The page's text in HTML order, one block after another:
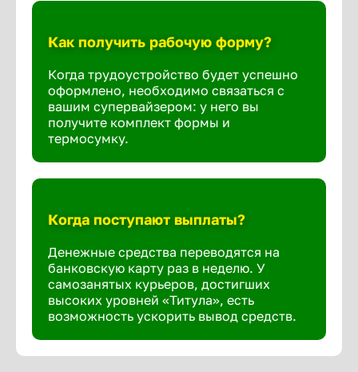
Как получить рабочую форму?
Когда трудоустройство будет успешно
оформлено, необходимо связаться с
вашим супервайзером: у него вы
получите комплект формы и
термосумку.
Когда поступают выплаты?
Денежные средства переводятся на
банковскую карту раз в неделю. У
самозанятых курьеров, достигших
высоких уровней «Титула», есть
возможность ускорить вывод средств.